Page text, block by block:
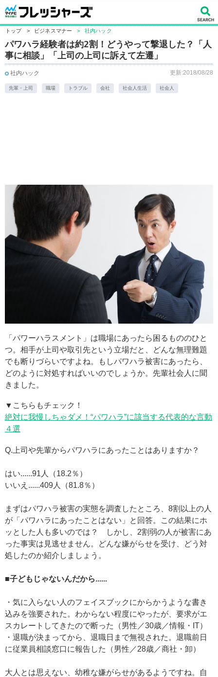
トップ > ビジネスマナー > 社内ハック
パワハラ経験者は約2割！どうやって撃退した？「人
事に相談」「上司の上司に訴えて左遷」
社内ハック 更新:2018/08/28
先輩・上司 職場 トラブル 会社 社会人生活 社会人
「パワーハラスメント」は職場にあったら困るもののひと
つ。相手が上司や取引先という立場だと、どんな無理難題
でも断りづらいですよね。もしパワハラ被害にあったら、
どのように対処すればいいのでしょうか。先輩社会人に聞
きました。
▼こちらもチェック！
絶対に我慢しちゃダメ！“パワハラ”に該当する代表的な言動
４選
Q.上司や先輩からパワハラにあったことはありますか？
はい......91人（18.2％）
いいえ......409人（81.8％）
まずはパワハラ被害の実態を調査したところ、8割以上の人
が「パワハラにあったことはない」と回答。この結果にホ
ッとした人も多いのでは？ しかし、2割弱の人が被害にあ
った事実は見逃せません。どんな嫌がらせを受け、どう対
処したのか紹介しましょう。
■子どもじゃないんだから......
・気に入らない人のフェイスブックにからかうような書き
込みを強要された。わからない程度にやったが、要求がエ
スカレートしてきたので断った（男性／30歳／情報・IT）
・退職が決まってから、退職日まで無視された。退職前日
に従業員相談窓口に報告した（男性／28歳／商社・卸）
大人とは思えない、幼稚な嫌がらせがあるようですね。自